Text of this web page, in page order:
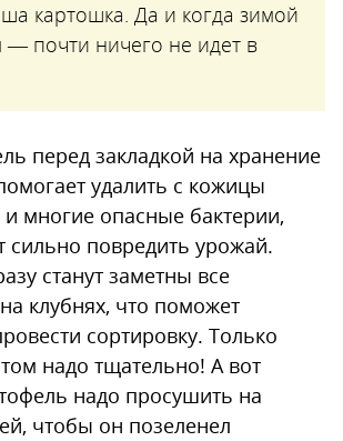
картошка. Да и когда зимой
— почти ничего не идет в
перед закладкой на хранение
удалить с кожицы
многие опасные бактерии,
сильно повредить урожай.
станут заметны все
клубнях, что поможет
сортировку. Только
надо тщательно! А вот
надо просушить на
чтобы он позеленел